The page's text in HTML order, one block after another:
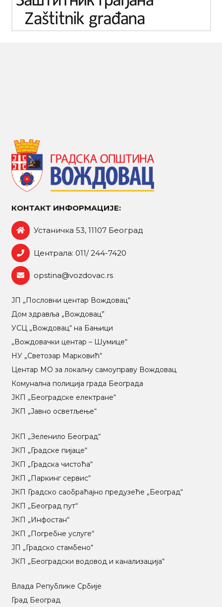
КОНТАКТ ИНФОРМАЦИЈЕ:
Устаничка 53, 11107 Београд
Централа: 011/ 244-7420
opstina@vozdovac.rs
ЈП „Пословни центар Вождовац“
Дом здравља „Вождовац”
УСЦ „Вождовац“ на Бањици
„Вождовачки центар – Шумице“
НУ „Светозар Марковић“
Центар МO за локалну самоуправу Вождовац
Комунална полиција града Београда
ЈКП „Београдске електране“
ЈКП „Јавно осветљење“
ЈКП „Зеленило Београд“
ЈКП „Градске пијаце“
ЈКП „Градска чистоћа“
ЈКП „Паркинг сервис“
ЈКП Градско саобраћајно предузеће „Београд“
ЈКП „Београд пут“
ЈКП „Инфостан“
ЈКП „Погребне услуге“
ЈП „Градско стамбено“
ЈКП „Београдски водовод и канализација“
Влада Републике Србије
Град Београд